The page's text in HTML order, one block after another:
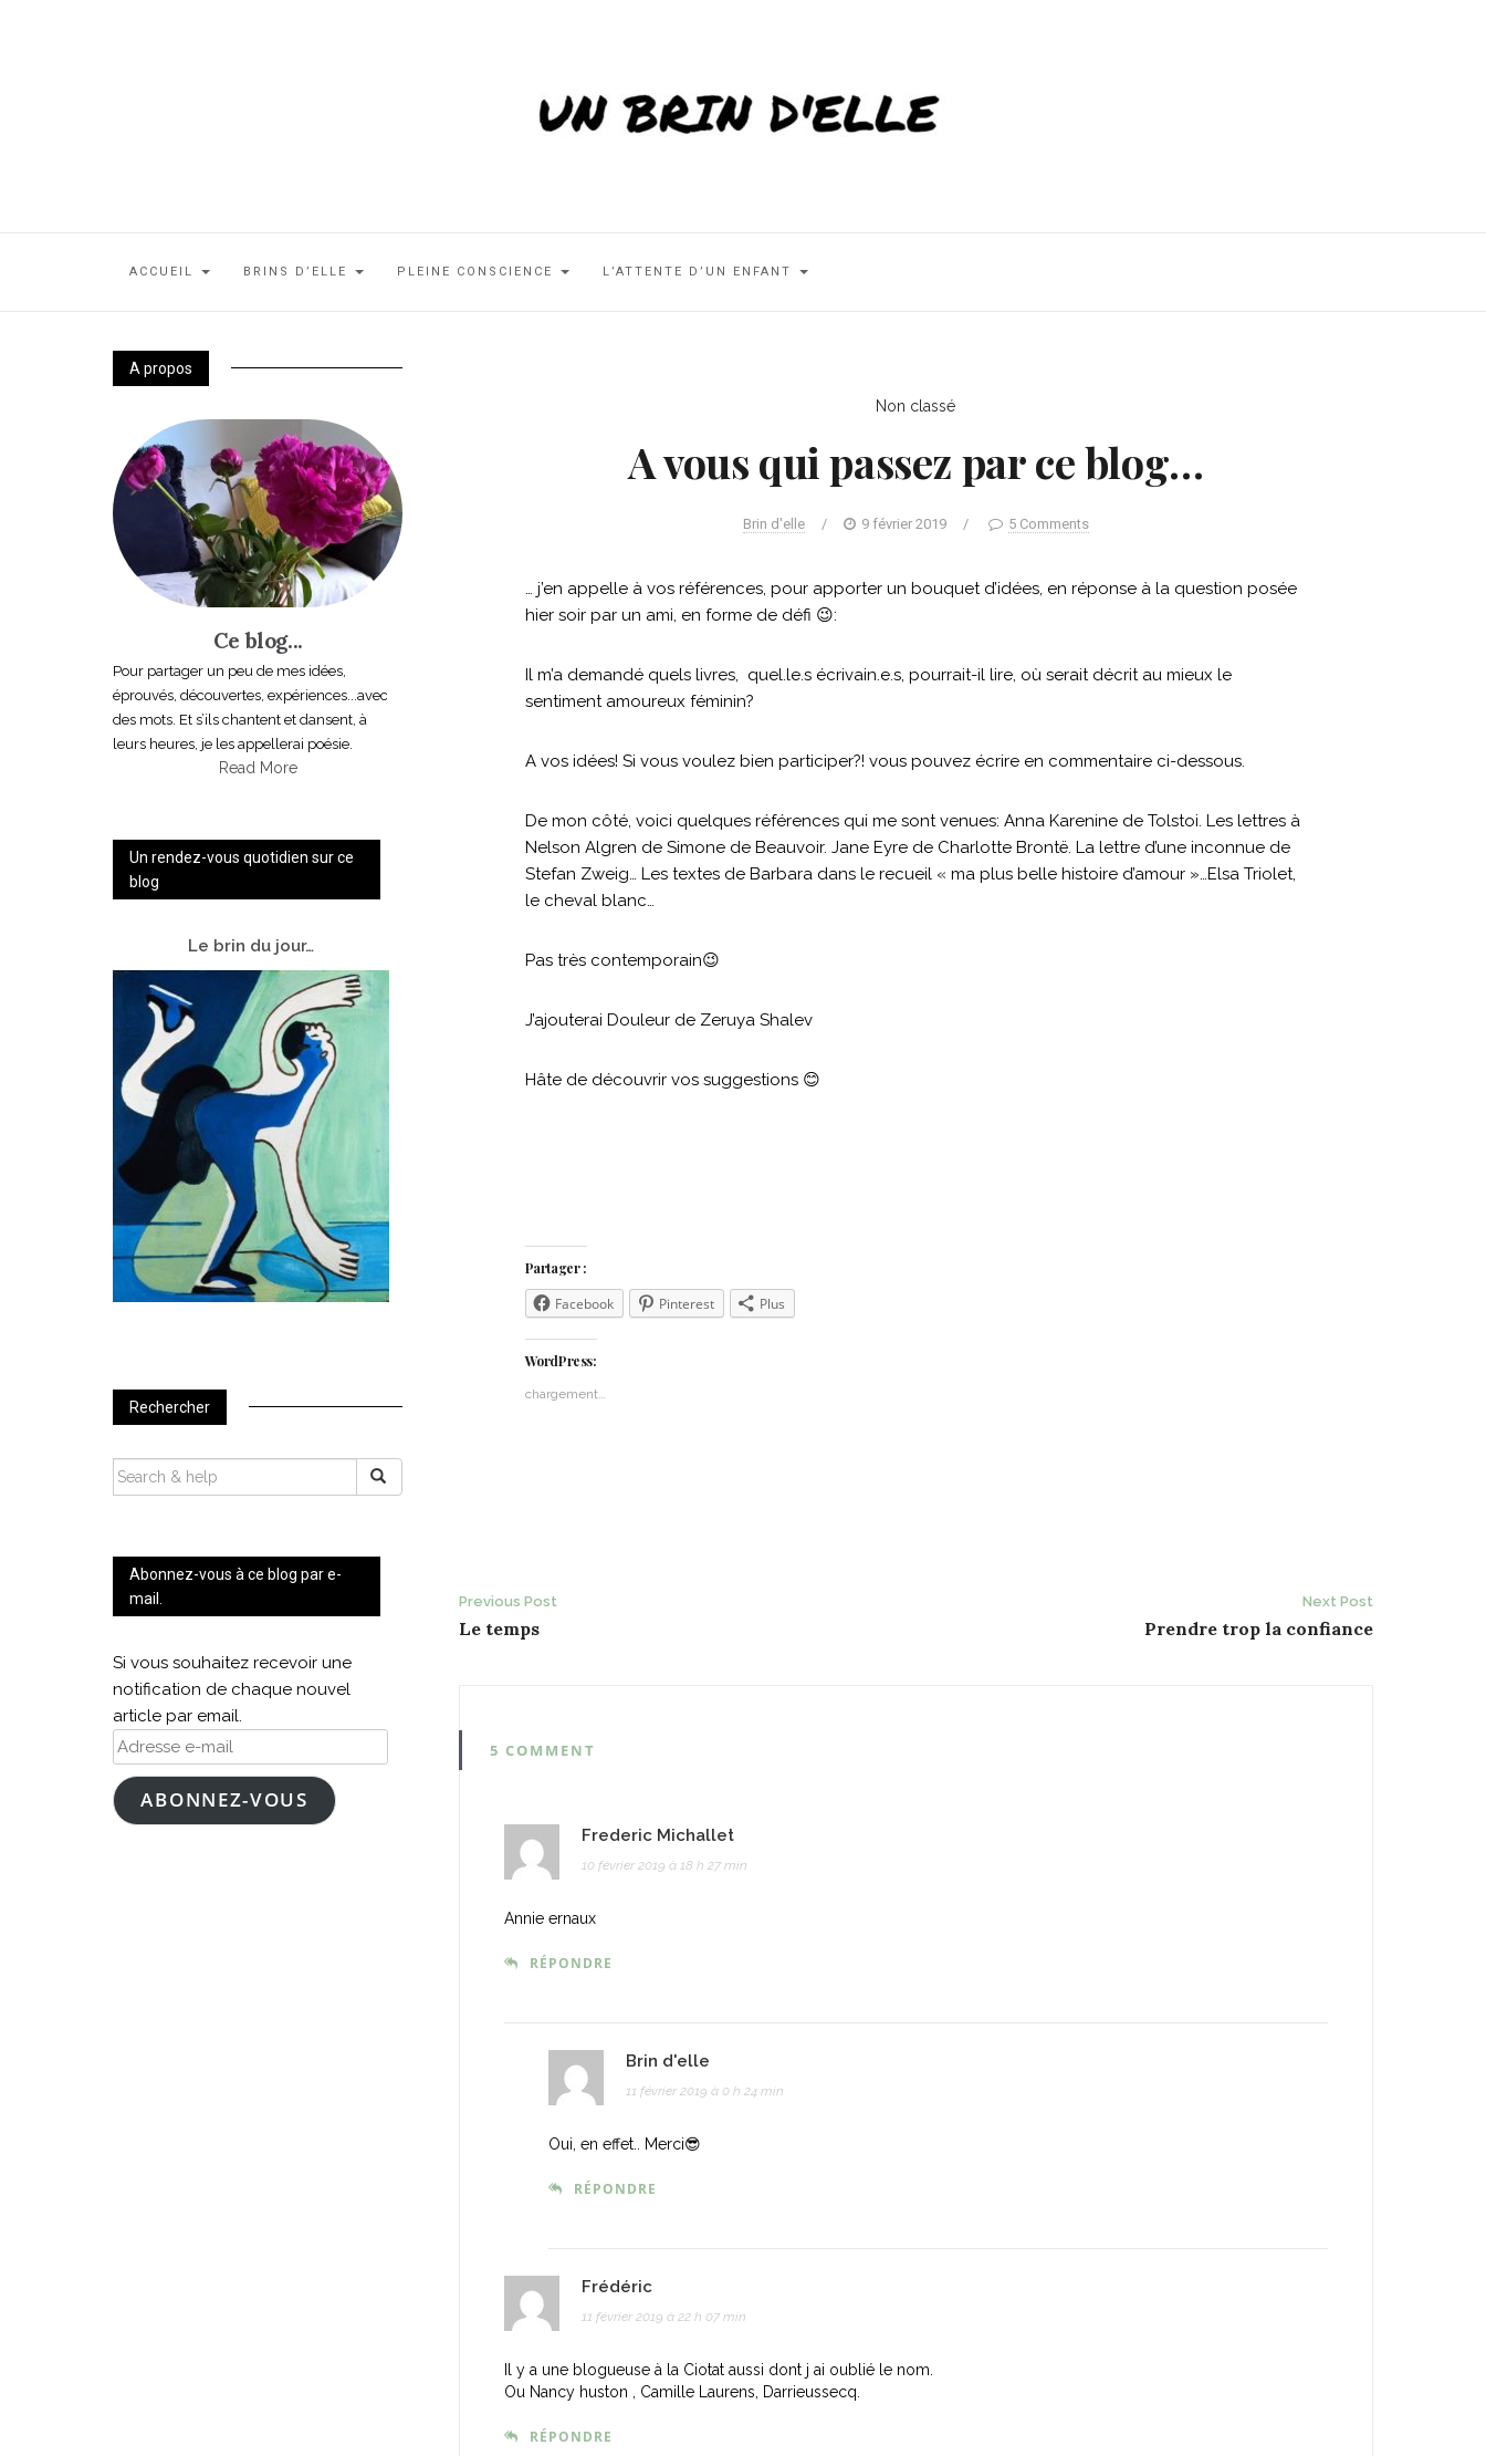
ACCUEIL BRINS D’ELLE PLEINE CONSCIENCE L’ATTENTE D’UN ENFANT
Non classé
A vous qui passez par ce blog…
Brin d'elle / 9 février 2019 / 5 Comments
… j’en appelle à vos références, pour apporter un bouquet d’idées, en réponse à la question posée
hier soir par un ami, en forme de défi 😉:
Il m’a demandé quels livres, quel.le.s écrivain.e.s, pourrait-il lire, où serait décrit au mieux le
sentiment amoureux féminin?
A vos idées! Si vous voulez bien participer?! vous pouvez écrire en commentaire ci-dessous.
De mon côté, voici quelques références qui me sont venues: Anna Karenine de Tolstoi. Les lettres à
Nelson Algren de Simone de Beauvoir. Jane Eyre de Charlotte Brontë. La lettre d’une inconnue de
Stefan Zweig… Les textes de Barbara dans le recueil « ma plus belle histoire d’amour »…Elsa Triolet,
le cheval blanc…
Pas très contemporain😉
J’ajouterai Douleur de Zeruya Shalev
Hâte de découvrir vos suggestions 😊
Partager :
Facebook Pinterest Plus
WordPress:
chargement…
Post
navigation
Previous Post
Le temps
Next Post
Prendre trop la confiance
5 COMMENT
Frederic Michallet
10 février 2019 à 18 h 27 min
Annie ernaux
RÉPONDRE
Brin d'elle
11 février 2019 à 0 h 24 min
Oui, en effet.. Merci😎
RÉPONDRE
Frédéric
11 février 2019 à 22 h 07 min
Il y a une blogueuse à la Ciotat aussi dont j ai oublié le nom.
Ou Nancy huston , Camille Laurens, Darrieussecq.
RÉPONDRE
A propos
Ce blog...
Pour partager un peu de mes idées,
éprouvés, découvertes, expériences...avec
des mots. Et s’ils chantent et dansent, à
leurs heures, je les appellerai poésie.
Read More
Un rendez-vous quotidien sur ce
blog
Le brin du jour…
Rechercher
SEARCH
FOR:
Abonnez-vous à ce blog par e-
mail.
Si vous souhaitez recevoir une
notification de chaque nouvel
article par email.
Adresse
e-
mailABONNEZ-VOUS